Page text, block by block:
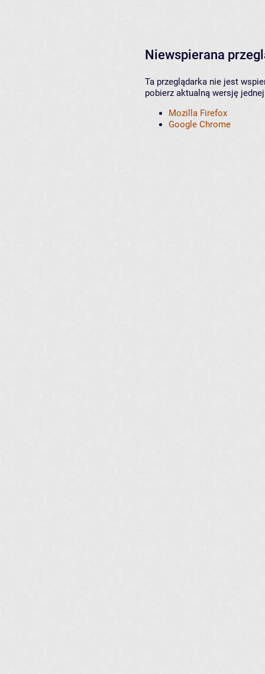
Niewspierana
Ta przeglądarka nie jest
pobierz aktualną wersję
Mozilla Firefox
Google Chrome